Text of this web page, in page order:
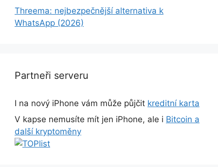
Threema: nejbezpečnější alternativa k
WhatsApp (2026)
Partneři serveru
I na nový iPhone vám může půjčit kreditní karta
V kapse nemusíte mít jen iPhone, ale i Bitcoin a
další kryptoměny